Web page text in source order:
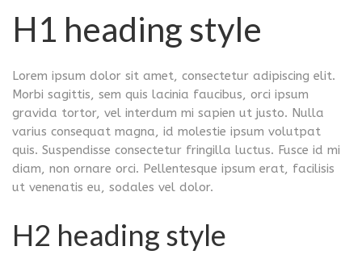
H1 heading style
Lorem ipsum dolor sit amet, consectetur adipiscing elit.
Morbi sagittis, sem quis lacinia faucibus, orci ipsum
gravida tortor, vel interdum mi sapien ut justo. Nulla
varius consequat magna, id molestie ipsum volutpat
quis. Suspendisse consectetur fringilla luctus. Fusce id mi
diam, non ornare orci. Pellentesque ipsum erat, facilisis
ut venenatis eu, sodales vel dolor.
H2 heading style